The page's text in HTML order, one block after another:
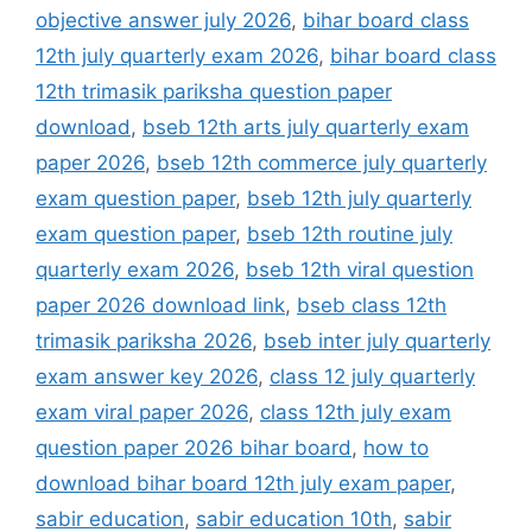
objective answer july 2026, bihar board class
12th july quarterly exam 2026, bihar board class
12th trimasik pariksha question paper
download , bseb 12th arts july quarterly exam
paper 2026, bseb 12th commerce july quarterly
exam question paper, bseb 12th july quarterly
exam question paper, bseb 12th routine july
quarterly exam 2026, bseb 12th viral question
paper 2026 download link, bseb class 12th
trimasik pariksha 2026, bseb inter july quarterly
exam answer key 2026, class 12 july quarterly
exam viral paper 2026, class 12th july exam
question paper 2026 bihar board , how to
download bihar board 12th july exam paper,
sabir education, sabir education 10th, sabir